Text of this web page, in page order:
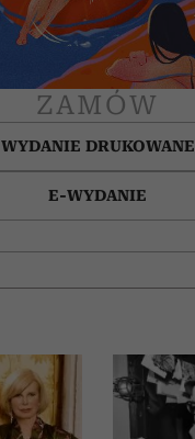
ZAMÓW
WYDANIE DRUKOWANE
E-WYDANIE